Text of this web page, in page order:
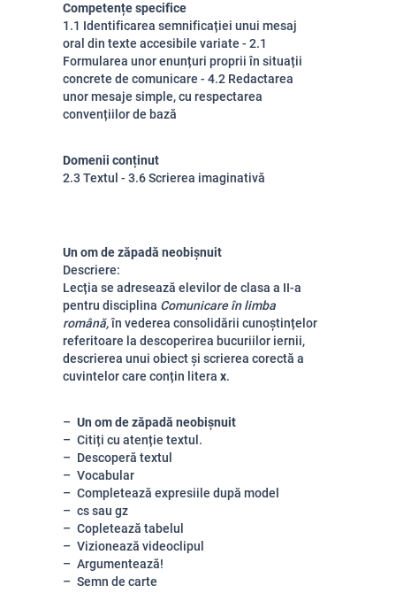
Competențe specifice
1.1 Identificarea semnificației unui mesaj
oral din texte accesibile variate - 2.1
Formularea unor enunțuri proprii în situații
concrete de comunicare - 4.2 Redactarea
unor mesaje simple, cu respectarea
convențiilor de bază
Domenii conținut
2.3 Textul - 3.6 Scrierea imaginativă
Un om de zăpadă neobișnuit
Descriere:
Lecția se adresează elevilor de clasa a II-a
pentru disciplina Comunicare în limba
română,în vederea consolidării cunoștințelor
referitoare la descoperirea bucuriilor iernii,
descrierea unui obiect și scrierea corectă a
cuvintelor care conțin litera x.
Un om de zăpadă neobișnuit
Citiți cu atenție textul.
Descoperă textul
Vocabular
Completează expresiile după model
cs sau gz
Copletează tabelul
Vizionează videoclipul
Argumentează!
Semn de carte